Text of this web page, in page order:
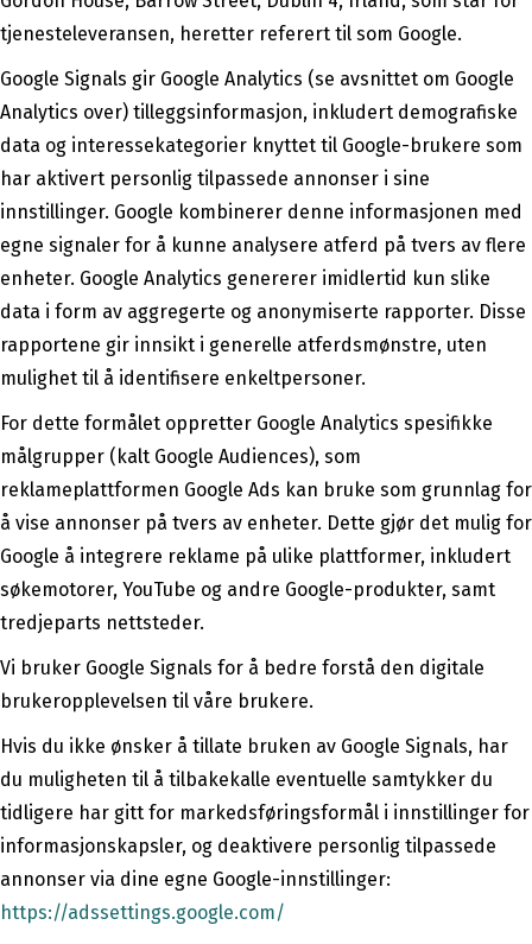
tjenesteleveransen, heretter referert til som Google.
Google Signals gir Google Analytics (se avsnittet om Google
Analytics over) tilleggsinformasjon, inkludert demografiske
data og interessekategorier knyttet til Google-brukere som
har aktivert personlig tilpassede annonser i sine
innstillinger. Google kombinerer denne informasjonen med
egne signaler for å kunne analysere atferd på tvers av flere
enheter. Google Analytics genererer imidlertid kun slike
data i form av aggregerte og anonymiserte rapporter. Disse
rapportene gir innsikt i generelle atferdsmønstre, uten
mulighet til å identifisere enkeltpersoner.
For dette formålet oppretter Google Analytics spesifikke
målgrupper (kalt Google Audiences), som
reklameplattformen Google Ads kan bruke som grunnlag for
å vise annonser på tvers av enheter. Dette gjør det mulig for
Google å integrere reklame på ulike plattformer, inkludert
søkemotorer, YouTube og andre Google-produkter, samt
tredjeparts nettsteder.
Vi bruker Google Signals for å bedre forstå den digitale
brukeropplevelsen til våre brukere.
Hvis du ikke ønsker å tillate bruken av Google Signals, har
du muligheten til å tilbakekalle eventuelle samtykker du
tidligere har gitt for markedsføringsformål i innstillinger for
informasjonskapsler, og deaktivere personlig tilpassede
annonser via dine egne Google-innstillinger:
https://adssettings.google.com/